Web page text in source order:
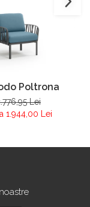
Poltrona
Lei
1.944,00 Lei